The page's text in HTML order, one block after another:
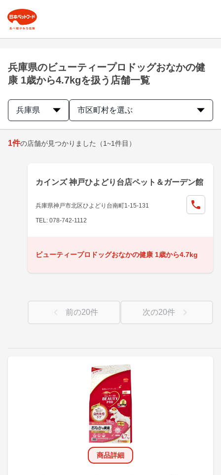
兵庫県のビューティープロドッグおなかの健
康 1歳から4.7kgを扱う店舗一覧
兵庫県 市区町村を選ぶ
商品詳細
1件の店舗が見つかりました （1~1件目）
カインズ 神戸ひよどり台店ペット＆ガーデン館
兵庫県神戸市北区ひよどり台南町1-15-131
TEL: 078-742-1112
ビューティープロドッグおなかの健康 1歳から4.7kg
前の20件 次の20件